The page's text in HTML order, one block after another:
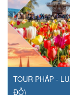
TOUR PHÁP -
ĐỎ)